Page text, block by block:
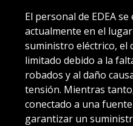
El personal de EDEA
actualmente en el
suministro eléctrico, el
limitado debido a la
robados y al daño
tensión. Mientras
conectado a una
garantizar un